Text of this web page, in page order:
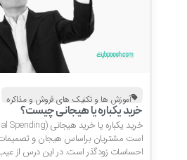
آموزش ها و تکنیک های فروش و مذاکره
خرید یکباره یا هیجانی چیست؟
است مشتریان براساس هیجان و تصمیمات
احساسات زودگذر است. در این درس از عیب